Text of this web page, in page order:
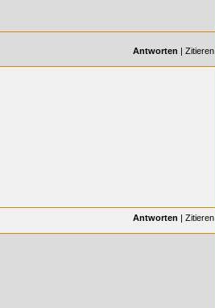
Antworten | Zitieren
Antworten | Zitieren